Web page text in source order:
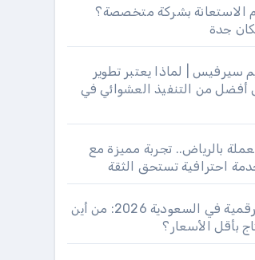
الاستعانة بشركة متخصصة؟
جدة
سيرفيس | لماذا يعتبر تطوير
أفضل من التنفيذ العشوائي في
بالرياض.. تجربة مميزة مع
احترافية تستحق الثقة
دليل الخدمات الرقمية في السعودية 2026: من أين
بأقل الأسعار؟